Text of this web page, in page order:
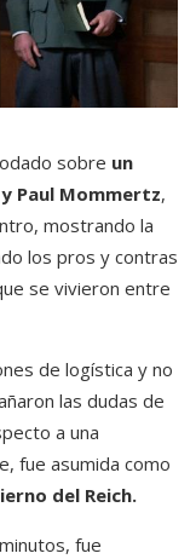
sobre un
Paul Mommertz,
mostrando la
los pros y contras
se vivieron entre
de logística y no
las dudas de
a una
fue asumida como
del Reich.
fue